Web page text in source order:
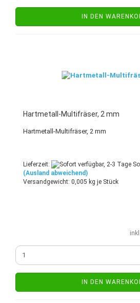
IN DEN
Hartmetall-Multifräser, 2 mm
Hartmetall-Multifräser, 2 mm
Lieferzeit:
(Ausland abweichend)
Versandgewicht: 0,005 kg je Stück
IN DEN